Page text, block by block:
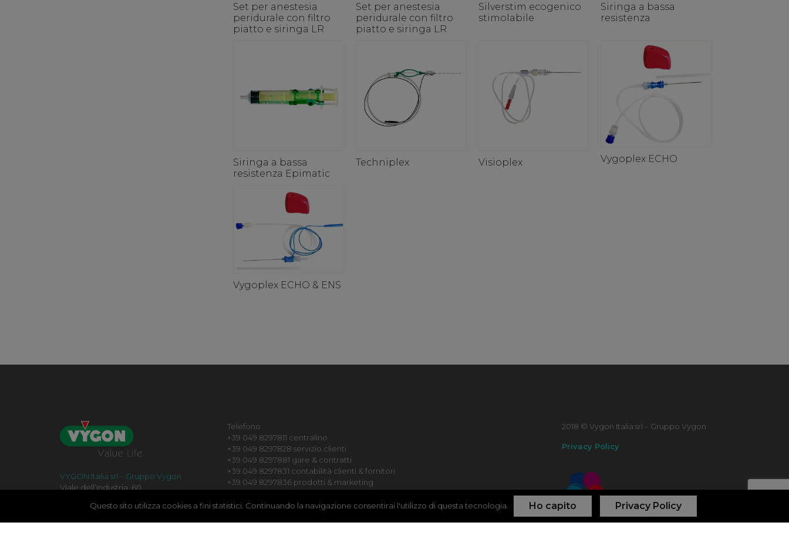
Set per anestesia
peridurale con filtro
piatto e siringa LR
Set per anestesia
peridurale con filtro
piatto e siringa LR
Silverstim ecogenico
stimolabile
Siringa a bassa
resistenza
Siringa a bassa
resistenza Epimatic
Techniplex Visioplex Vygoplex ECHO
Vygoplex ECHO & ENS
VYGON Italia srl – Gruppo Vygon
Viale dell’Industria, 60
Telefono
+39 049 8297811 centralino
+39 049 8297828 servizio clienti
+39 049 8297881 gare & contratti
+39 049 8297831 contabilità clienti & fornitori
+39 049 8297836 prodotti & marketing
+39 049 8297833 qualità & reclami
+39 049 8297825 acquisti
2018 © Vygon Italia srl – Gruppo Vygon
Privacy Policy
Questo sito utilizza cookies a fini statistici. Continuando la navigazione consentirai l'utilizzo di questa tecnologia. Ho capito Privacy Policy